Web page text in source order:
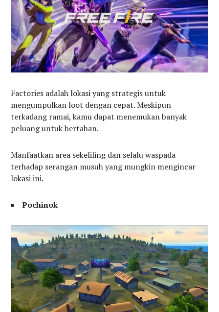
Factories adalah lokasi yang strategis untuk
mengumpulkan loot dengan cepat. Meskipun
terkadang ramai, kamu dapat menemukan banyak
peluang untuk bertahan.
Manfaatkan area sekeliling dan selalu waspada
terhadap serangan musuh yang mungkin mengincar
lokasi ini.
Pochinok